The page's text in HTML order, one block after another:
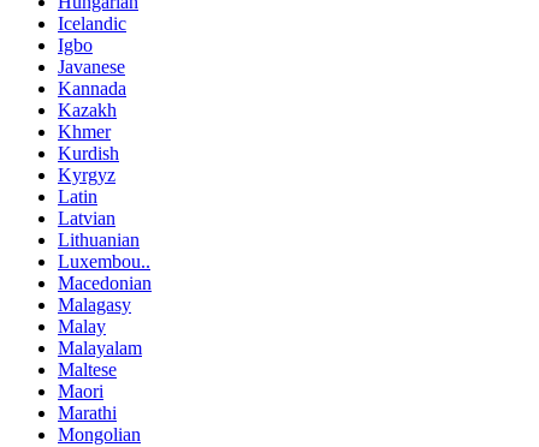
Icelandic
Igbo
Javanese
Kannada
Kazakh
Khmer
Kurdish
Kyrgyz
Latin
Latvian
Lithuanian
Luxembou..
Macedonian
Malagasy
Malay
Malayalam
Maltese
Maori
Marathi
Mongolian